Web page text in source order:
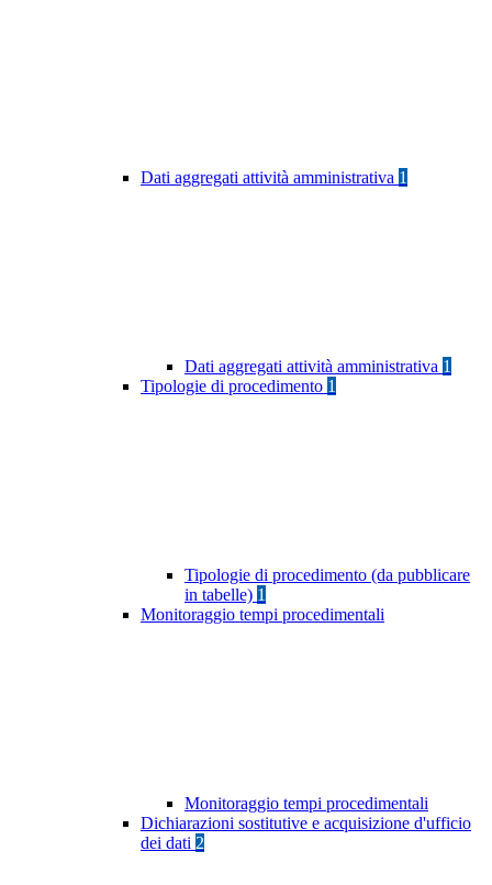
Dati aggregati attività amministrativa 1
Dati aggregati attività amministrativa 1
Tipologie di procedimento 1
Tipologie di procedimento (da pubblicare
in tabelle) 1
Monitoraggio tempi procedimentali
Monitoraggio tempi procedimentali
Dichiarazioni sostitutive e acquisizione d'ufficio
dei dati 2